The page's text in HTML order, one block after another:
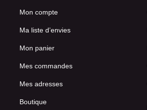
Mon compte
Ma liste d’envies
Mon panier
Mes commandes
Mes adresses
Boutique